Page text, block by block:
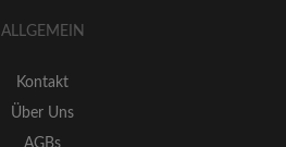
ALLGEMEIN
Kontakt
Über Uns
AGBs